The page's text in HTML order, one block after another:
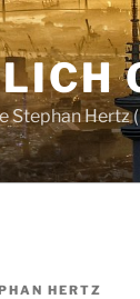
Stephan Hertz
HERTZ